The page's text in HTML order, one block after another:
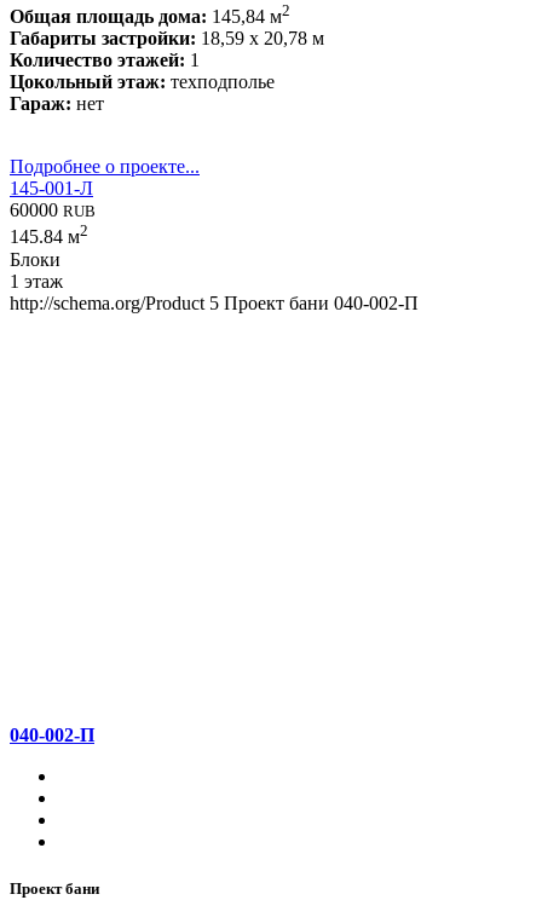
Общая площадь дома: 145,84 м2
Габариты застройки: 18,59 x 20,78 м
Количество этажей: 1
Цокольный этаж: техподполье
Гараж: нет
Подробнее о проекте...
145-001-Л
60000 RUB
145.84 м2
Блоки
1 этаж
http://schema.org/Product 5 Проект бани 040-002-П
040-002-П
Проект бани